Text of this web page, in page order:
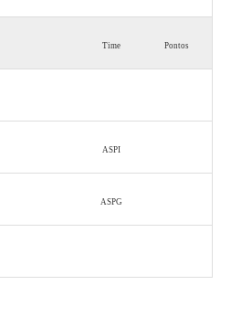
Time Pontos
ASPI
ASPG